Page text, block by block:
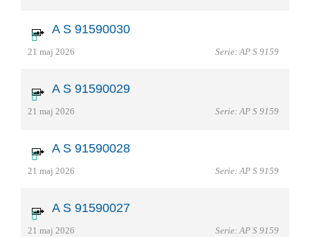
A S 91590030
21 maj 2026 Serie: AP S 9159
A S 91590029
21 maj 2026 Serie: AP S 9159
A S 91590028
21 maj 2026 Serie: AP S 9159
A S 91590027
21 maj 2026 Serie: AP S 9159